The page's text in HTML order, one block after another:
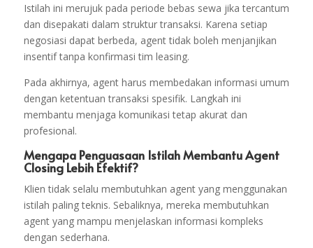
Istilah ini merujuk pada periode bebas sewa jika tercantum
dan disepakati dalam struktur transaksi. Karena setiap
negosiasi dapat berbeda, agent tidak boleh menjanjikan
insentif tanpa konfirmasi tim leasing.
Pada akhirnya, agent harus membedakan informasi umum
dengan ketentuan transaksi spesifik. Langkah ini
membantu menjaga komunikasi tetap akurat dan
profesional.
Mengapa Penguasaan Istilah Membantu Agent
Closing Lebih Efektif?
Klien tidak selalu membutuhkan agent yang menggunakan
istilah paling teknis. Sebaliknya, mereka membutuhkan
agent yang mampu menjelaskan informasi kompleks
dengan sederhana.